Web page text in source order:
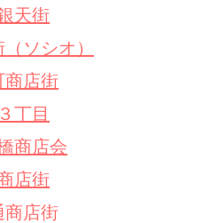
天街
ソシオ）
商店街
丁目
商店会
店街
商店街